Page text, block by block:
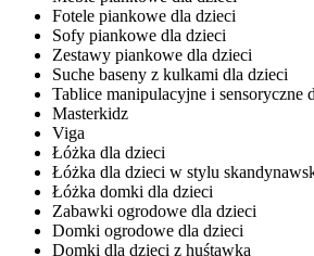
Fotele piankowe dla dzieci
Sofy piankowe dla dzieci
Zestawy piankowe dla dzieci
Suche baseny z kulkami dla dzieci
Tablice manipulacyjne i sensoryczne
Masterkidz
Viga
Łóżka dla dzieci
Łóżka dla dzieci w stylu
Łóżka domki dla dzieci
Zabawki ogrodowe dla dzieci
Domki ogrodowe dla dzieci
Domki dla dzieci z huśtawką